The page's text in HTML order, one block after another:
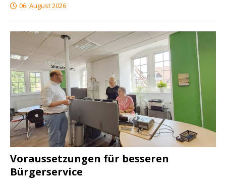
06. August 2026
Voraussetzungen für besseren
Bürgerservice